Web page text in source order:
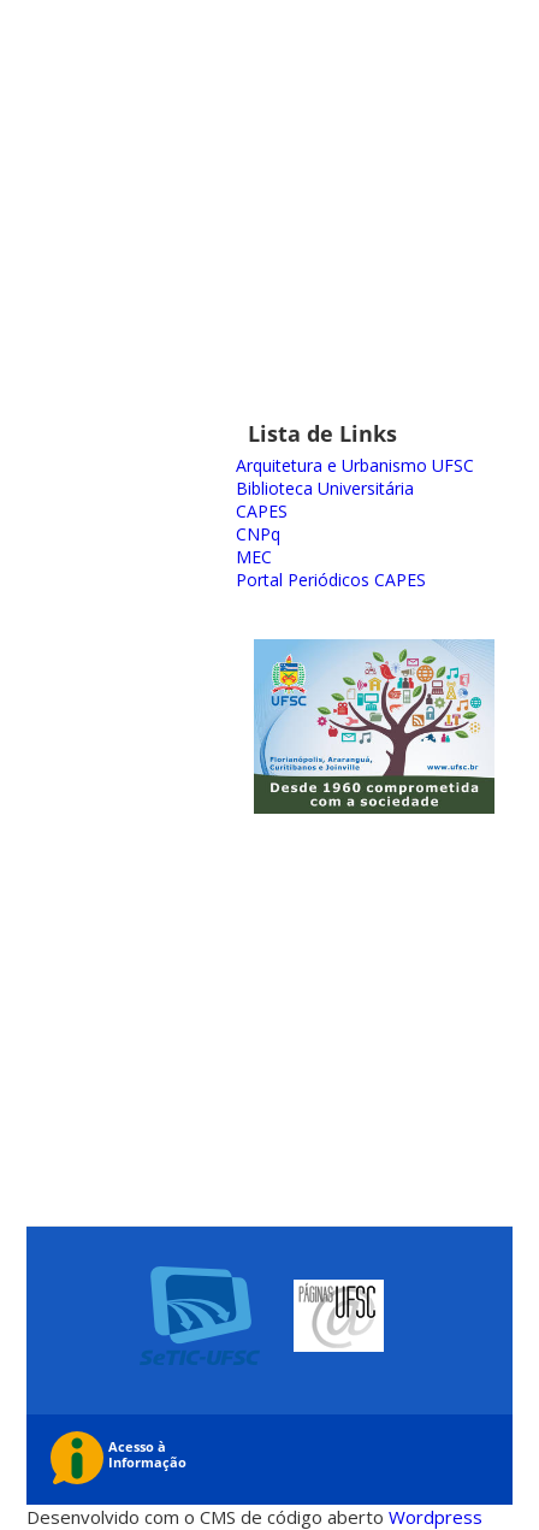
Lista de Links
Arquitetura e Urbanismo UFSC
Biblioteca Universitária
CAPES
CNPq
MEC
Portal Periódicos CAPES
Desenvolvido com o CMS de código abertoWordpress